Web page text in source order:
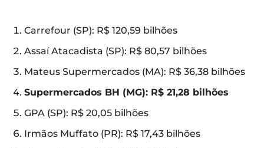
Carrefour (SP): R$ 120,59 bilhões
Assaí Atacadista (SP): R$ 80,57 bilhões
Mateus Supermercados (MA): R$ 36,38 bilhões
Supermercados BH (MG): R$ 21,28 bilhões
GPA (SP): R$ 20,05 bilhões
Irmãos Muffato (PR): R$ 17,43 bilhões